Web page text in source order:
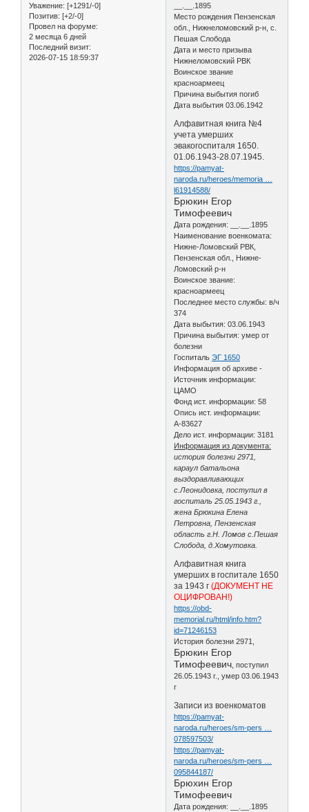
Уважение: [+1291/-0]
Позитив: [+2/-0]
Провел на форуме:
2 месяца 6 дней
Последний визит:
2026-07-15 18:59:37
__.__.1895
Место рождения Пензенская
обл., Нижнеломовский р-н, с.
Пешая Слобода
Дата и место призыва
Нижнеломовский РВК
Воинское звание
красноармеец
Причина выбытия погиб
Дата выбытия 03.06.1942
Алфавитная книга №4
учета умерших
эвакогоспиталя 1650.
01.06.1943-28.07.1945.
https://pamyat-
naroda.ru/heroes/memoria …
l61914588/
Брюкин Егор
Тимофеевич
Дата рождения: __.__.1895
Наименование военкомата:
Нижне-Ломовский РВК,
Пензенская обл., Нижне-
Ломовский р-н
Воинское звание:
красноармеец
Последнее место службы: в/ч
374
Дата выбытия: 03.06.1943
Причина выбытия: умер от
болезни
ГоспитальЭГ 1650
Информация об архиве -
Источник информации:
ЦАМО
Фонд ист. информации: 58
Опись ист. информации:
А-83627
Дело ист. информации: 3181
Информация из документа:
история болезни 2971,
караул батальона
выздоравливающих
с.Леонидовка, поступил в
госпиталь 25.05.1943 г.,
жена Брюкина Елена
Петровна, Пензенская
область г.Н. Ломов с.Пешая
Слобода, д.Хомутовка.
Алфавитная книга
умерших в госпитале 1650
за 1943 г(ДОКУМЕНТ НЕ
ОЦИФРОВАН!)
https://obd-
memorial.ru/html/info.htm?
id=71246153
История болезни 2971,
Брюкин Егор
Тимофеевич , поступил
26.05.1943 г., умер 03.06.1943
г
Записи из военкоматов
https://pamyat-
naroda.ru/heroes/sm-pers …
078597503/
https://pamyat-
naroda.ru/heroes/sm-pers …
095844187/
Брюхин Егор
Тимофеевич
Дата рождения: __.__.1895